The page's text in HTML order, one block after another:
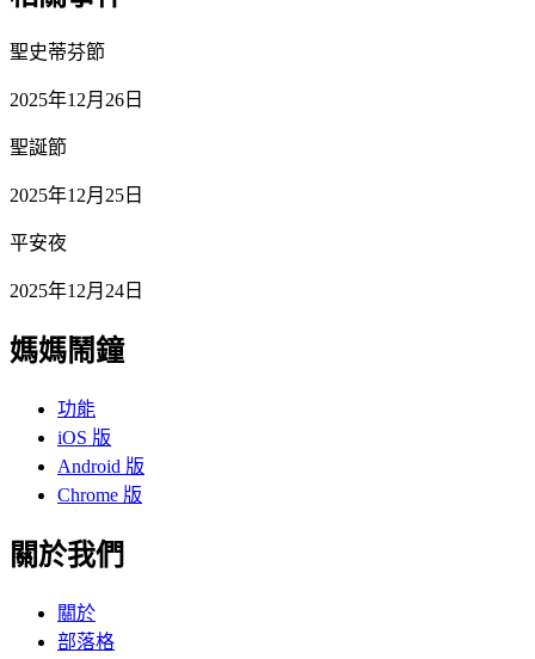
聖史蒂芬節
2025年12月26日
聖誕節
2025年12月25日
平安夜
2025年12月24日
媽媽鬧鐘
功能
iOS 版
Android 版
Chrome 版
關於我們
關於
部落格